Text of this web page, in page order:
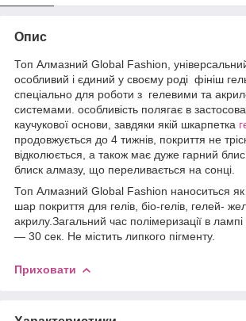
Опис
Топ Алмазний Global Fashion,
особливий і єдиний у своєму роді фініш
спеціально для роботи з гелевими та
системами. особливість полягає в
каучукової основи, завдяки якій шкарпетка
продовжується до 4 тижнів, покриття не
відколюється, а також має дуже гарний
блиск алмазу, що переливається на сонці.
Топ Алмазний Global Fashion наноситься
шар покриття для гелів, біо-гелів, гелей-
акрилу.Загальний час полімеризації в
— 30 сек. Не містить липкого пігменту.
Приховати